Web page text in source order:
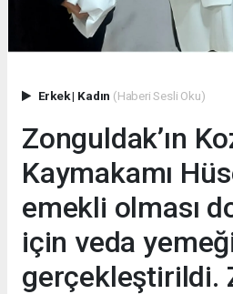
Erkek| Kadın (Haberi Sesli Oku)
Zonguldak’ın
Kaymakamı
emekli olması
için veda
gerçekleştirildi.